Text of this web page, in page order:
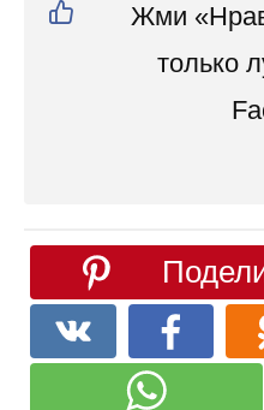
Жми
только